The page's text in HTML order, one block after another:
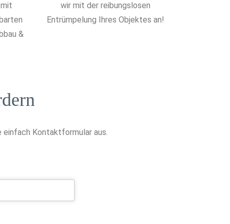
&
wir mit der reibungslosen
Entrümpelung Ihres Objektes an!
einfach Kontaktformular aus.